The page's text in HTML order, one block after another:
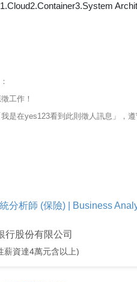
工作！
是在yes123看到此則徵人訊息」，
分析師 (保險) | Business
行股份有限公司
薪資達4萬元含以上)